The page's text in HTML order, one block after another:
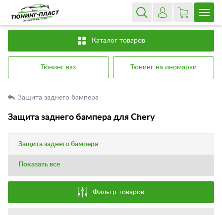
Каталог товаров
Тюнинг ваз Тюнинг на иномарки
Защита заднего бампера
Защита заднего бампера для Chery
Защита заднего бампера
Показать все
Фильтр товаров